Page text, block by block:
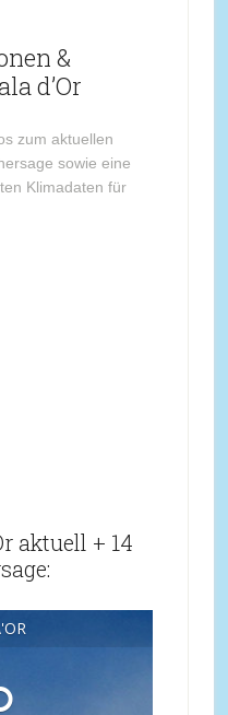
&
d’Or
zum aktuellen
sowie eine
Klimadaten für
aktuell + 14